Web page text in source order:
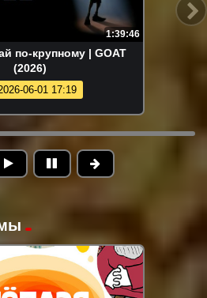
1:39:46
по-крупному | GOAT
(2026)
06-01 17:19